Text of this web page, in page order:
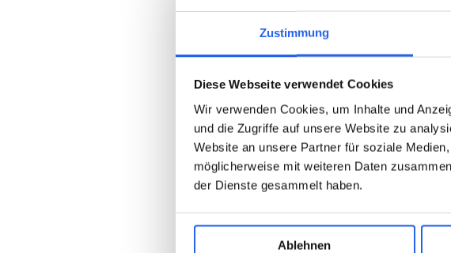
Zustimmung
Diese Webseite verwendet Cookies
Wir verwenden Cookies, um Inhalte und
und die Zugriffe auf unsere Website zu
Website an unsere Partner für soziale
möglicherweise mit weiteren Daten
der Dienste gesammelt haben.
Ablehnen